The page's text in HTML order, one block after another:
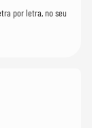
por letra, no seu